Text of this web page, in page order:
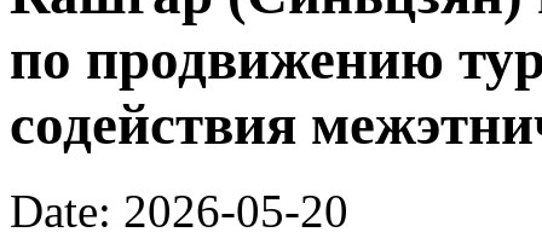
по продвижению
содействия
Date: 2026-05-20